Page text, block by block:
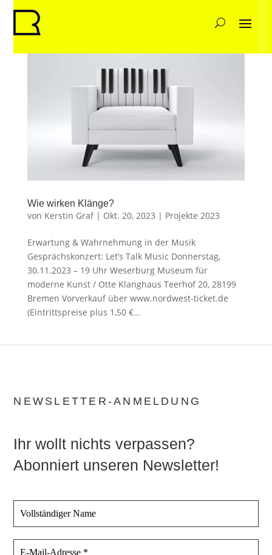
Wie wirken Klänge?
von Kerstin Graf| Okt. 20, 2023 | Projekte 2023
Erwartung & Wahrnehmung in der Musik
Gesprächskonzert: Let’s Talk Music Donnerstag,
30.11.2023 – 19 Uhr Weserburg Museum für
moderne Kunst / Otte Klanghaus Teerhof 20, 28199
Bremen Vorverkauf über www.nordwest-ticket.de
(Eintrittspreise plus 1,50 €...
NEWSLETTER-ANMELDUNG
Ihr wollt nichts verpassen?
Abonniert unseren Newsletter!